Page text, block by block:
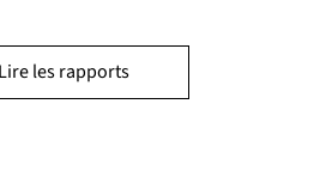
Lire les rapports